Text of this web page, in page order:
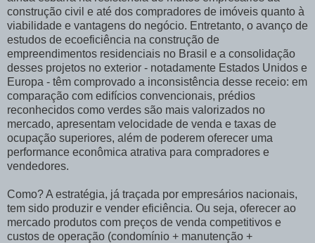
construção civil e até dos compradores de imóveis quanto à
viabilidade e vantagens do negócio. Entretanto, o avanço de
estudos de ecoeficiência na construção de
empreendimentos residenciais no Brasil e a consolidação
desses projetos no exterior - notadamente Estados Unidos e
Europa - têm comprovado a inconsistência desse receio: em
comparação com edifícios convencionais, prédios
reconhecidos como verdes são mais valorizados no
mercado, apresentam velocidade de venda e taxas de
ocupação superiores, além de poderem oferecer uma
performance econômica atrativa para compradores e
vendedores.
Como? A estratégia, já traçada por empresários nacionais,
tem sido produzir e vender eficiência. Ou seja, oferecer ao
mercado produtos com preços de venda competitivos e
custos de operação (condomínio + manutenção +